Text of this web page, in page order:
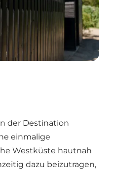
der Destination
einmalige
Westküste hautnah
dazu beizutragen,